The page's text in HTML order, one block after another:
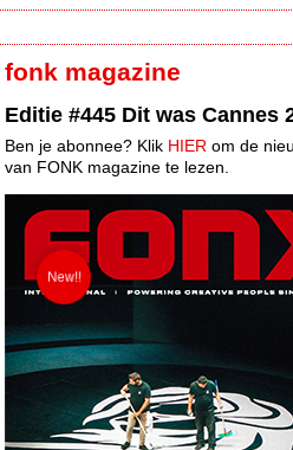
fonk magazine
Editie #445 Dit was Cannes
Ben je abonnee? Klik HIER om de
van FONK magazine te lezen.